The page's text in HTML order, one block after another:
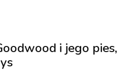
i jego pies,